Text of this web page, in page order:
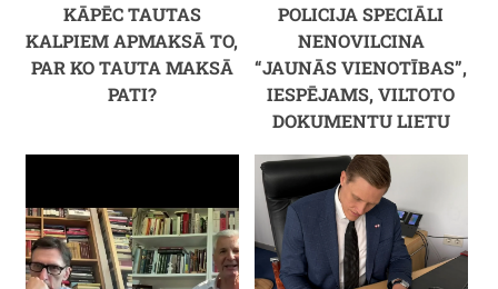
KĀPĒC TAUTAS
KALPIEM APMAKSĀ TO,
PAR KO TAUTA MAKSĀ
PATI?
POLICIJA SPECIĀLI
NENOVILCINA
“JAUNĀS VIENOTĪBAS”,
IESPĒJAMS, VILTOTO
DOKUMENTU LIETU